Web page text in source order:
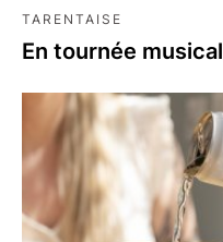
TARENTAISE
En tournée